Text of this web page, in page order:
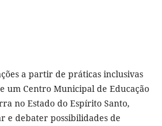
a partir de práticas inclusivas
um Centro Municipal de Educação
no Estado do Espírito Santo,
e debater possibilidades de